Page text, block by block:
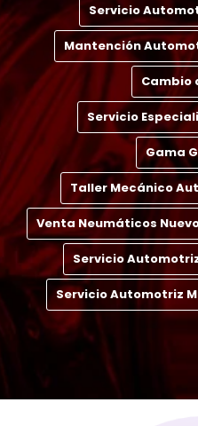
Servicio
Mantención
Cambio
Servicio
Gama
Taller Mecánico
Venta Neumáticos
Servicio
Servicio Automotriz